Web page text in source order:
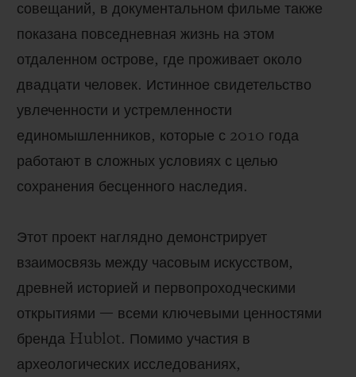
совещаний, в документальном фильме также
показана повседневная жизнь на этом
отдаленном острове, где проживает около
двадцати человек. Истинное свидетельство
увлеченности и устремленности
единомышленников, которые с 2010 года
работают в сложных условиях с целью
сохранения бесценного наследия.
Этот проект наглядно демонстрирует
взаимосвязь между часовым искусством,
древней историей и первопроходческими
открытиями — всеми ключевыми ценностями
бренда Hublot. Помимо участия в
археологических исследованиях,